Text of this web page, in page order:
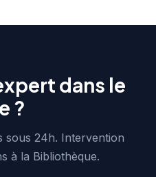
dans le
?
sous 24h. Intervention
à la Bibliothèque.